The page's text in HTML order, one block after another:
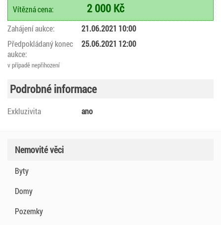
Vítězná cena: 2 000 Kč
Zahájení aukce:
21.06.2021 10:00
Předpokládaný konec
aukce:
v případě nepřihození
25.06.2021 12:00
Podrobné informace
Exkluzivita ano
Nemovité věci
Byty
Domy
Pozemky